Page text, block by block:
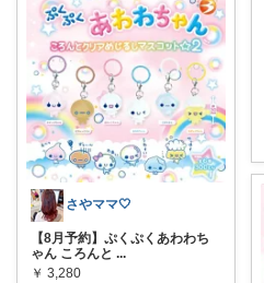
さやママ🤍
【8月予約】ぷくぷくあわわち
ゃん ころんと ...
￥ 3,280